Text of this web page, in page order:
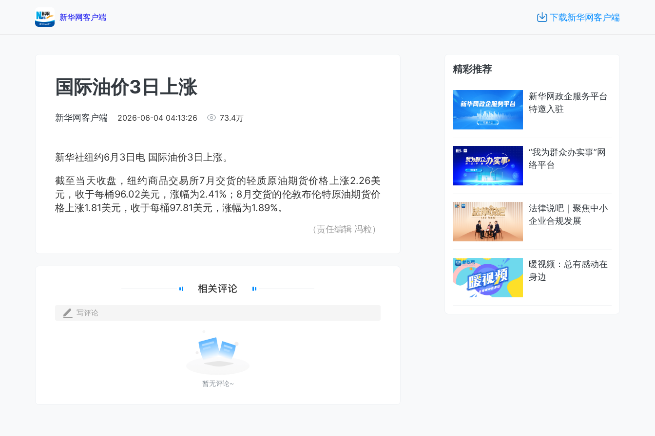
新华网客户端 下载新华网客户端
国际油价3日上涨
新华网客户端 2026-06-04 04:13:26 73.4万
新华社纽约6月3日电 国际油价3日上涨。
截至当天收盘，纽约商品交易所7月交货的轻质原油期货价格上涨2.26美
元，收于每桶96.02美元，涨幅为2.41%；8月交货的伦敦布伦特原油期货价
格上涨1.81美元，收于每桶97.81美元，涨幅为1.89%。
（责任编辑 冯粒）
写评论
暂无评论~
精彩推荐
新华网政企服务平台
特邀入驻
“我为群众办实事”网
络平台
法律说吧｜聚焦中小
企业合规发展
暖视频：总有感动在
身边